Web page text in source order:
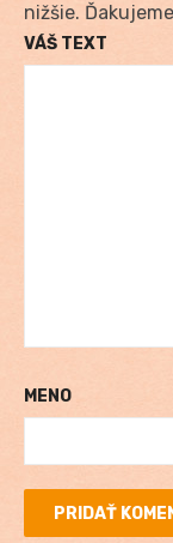
nižšie.
VÁŠ TEXT
MENO